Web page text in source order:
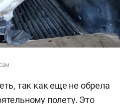
так как еще не обрела
полету. Это